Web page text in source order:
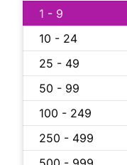
1 - 9
10 - 24
25 - 49
50 - 99
100 - 249
250 - 499